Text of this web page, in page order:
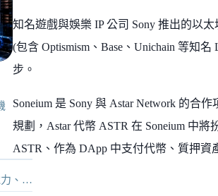
應鏈
知名遊戲與娛樂 IP 公司 Sony 推出的以太
(包含 Optismism、Base、Unichain 等知
步。
Soneium 是 Sony 與 Astar Network 的合
規劃，Astar 代幣 ASTR 在 Soneium 中
ASTR、作為 DApp 中支付代幣、質押資